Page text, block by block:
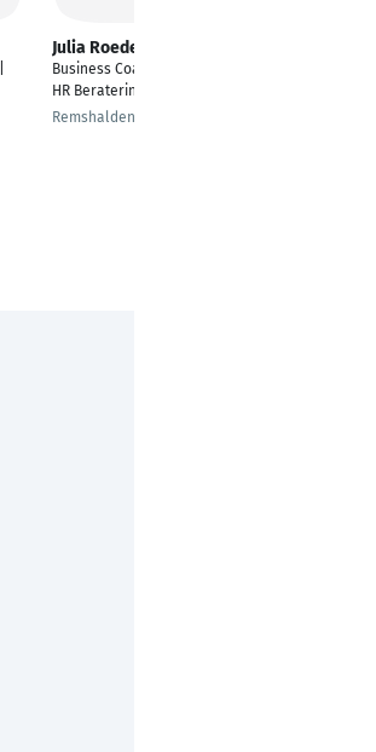
Julia Roederer
Business Coach und
HR Beraterin
Remshalden